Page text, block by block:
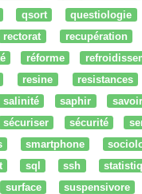
qsort questiologie
rectorat recupération
réforme
resine resistances
salinité saphir
sécuriser sécurité
smartphone
sql ssh
surface suspensivore